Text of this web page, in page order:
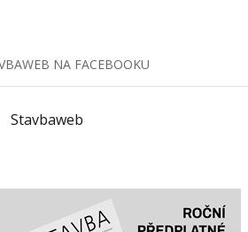
NA FACEBOOKU
Stavbaweb